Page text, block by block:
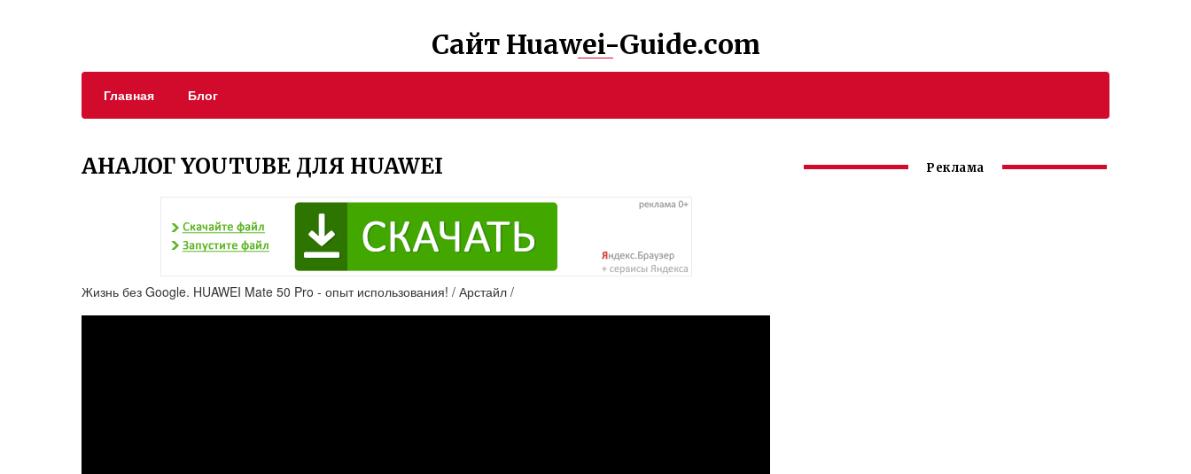
Сайт Huawei-Guide.com
Главная Блог
АНАЛОГ YOUTUBE ДЛЯ HUAWEI
Жизнь без Google. HUAWEI Mate 50 Pro - опыт использования! / Арстайл /
Реклама